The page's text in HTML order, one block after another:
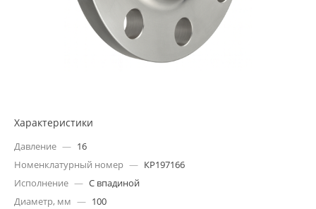
Характеристики
Давление — 16
Номенклатурный номер — КР197166
Исполнение — С впадиной
Диаметр, мм — 100